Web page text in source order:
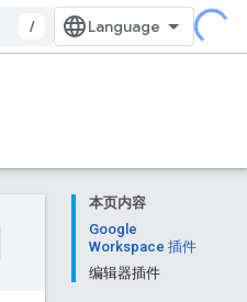
/
本页内容
Google
Workspace 插件
编辑器插件